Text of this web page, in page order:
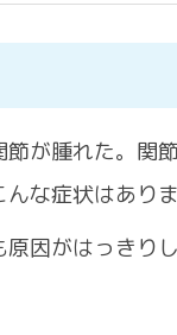
が腫れた。
な症状はあり
因がはっき